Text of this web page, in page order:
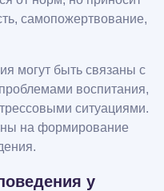
самопожертвование,
могут быть связаны с
воспитания,
ситуациями.
на формирование
у